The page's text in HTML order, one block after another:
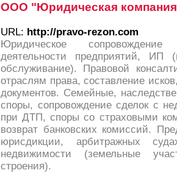
ООО "Юридическая
URL: http://pravo-rezon.com
Юридическое сопровождение
деятельности предприятий, ИП
обслуживание). Правовой
отраслям права, составление
документов. Семейные,
споры, сопровождение сделок с
при ДТП, споры со страховыми
возврат банковских комиссий.
юрисдикции, арбитражных
недвижимости (земельные
строения).